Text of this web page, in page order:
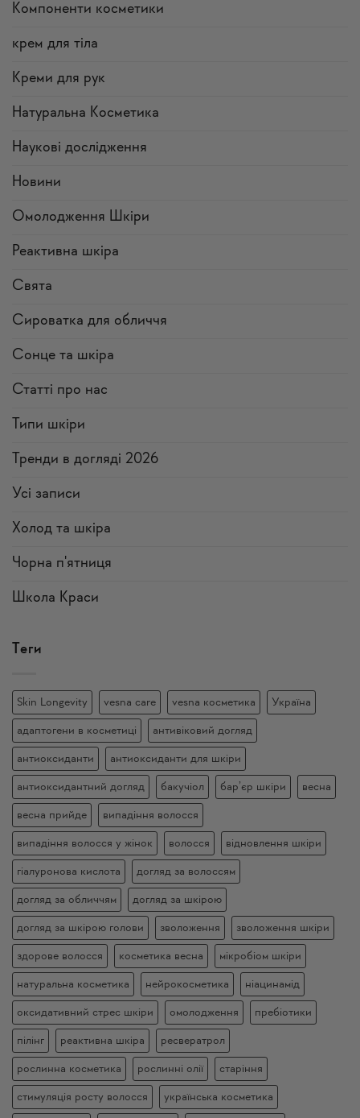
Компоненти косметики
крем для тіла
Креми для рук
Натуральна Косметика
Наукові дослідження
Новини
Омолодження Шкіри
Реактивна шкіра
Свята
Сироватка для обличчя
Сонце та шкіра
Статті про нас
Типи шкіри
Тренди в догляді 2026
Усi записи
Холод та шкіра
Чорна п'ятниця
Школа Краси
Теги
Skin Longevity vesna care vesna косметика Україна
адаптогени в косметиці антивіковий догляд
антиоксиданти антиоксиданти для шкіри
антиоксидантний догляд бакучіол бар’єр шкіри весна
весна прийде випадіння волосся
випадіння волосся у жінок волосся відновлення шкіри
гіалуронова кислота догляд за волоссям
догляд за обличчям догляд за шкірою
догляд за шкірою голови зволоження зволоження шкіри
здорове волосся косметика весна мікробіом шкіри
натуральна косметика нейрокосметика ніацинамід
оксидативний стрес шкіри омолодження пребіотики
пілінг реактивна шкіра ресвератрол
рослинна косметика рослинні олії старіння
стимуляція росту волосся українська косметика